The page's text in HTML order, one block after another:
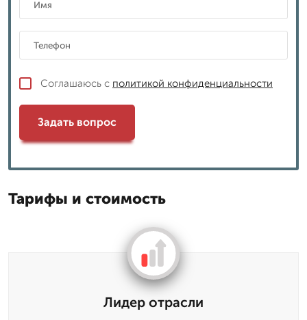
Соглашаюсь с политикой конфиденциальности
Задать вопрос
Тарифы и стоимость
Лидер отрасли